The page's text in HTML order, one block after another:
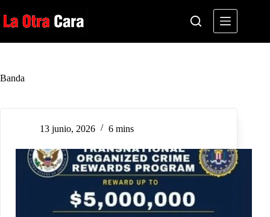
al
contenido
Banda
13 junio, 2026 6 mins